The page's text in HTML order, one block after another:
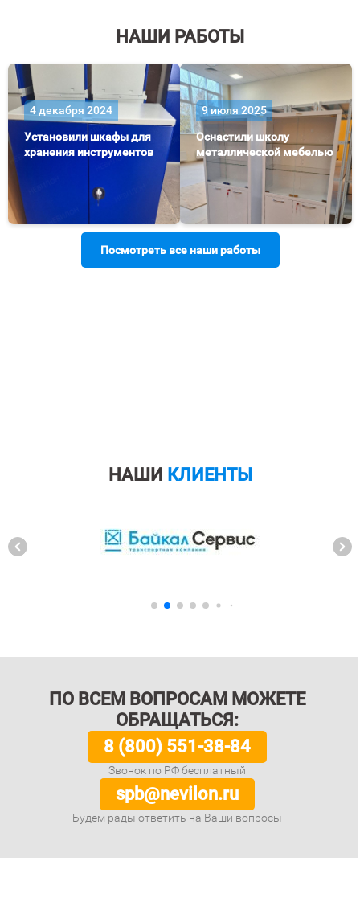
НАШИ РАБОТЫ
4 декабря 2024
Установили шкафы для
хранения инструментов
9 июля 2025
Оснастили школу
металлической мебелью
Посмотреть все наши работы
НАШИ КЛИЕНТЫ
ПО ВСЕМ ВОПРОСАМ МОЖЕТЕ
ОБРАЩАТЬСЯ:
8 (800) 551-38-84
Звонок по РФ бесплатный
spb@nevilon.ru
Будем рады ответить на Ваши вопросы